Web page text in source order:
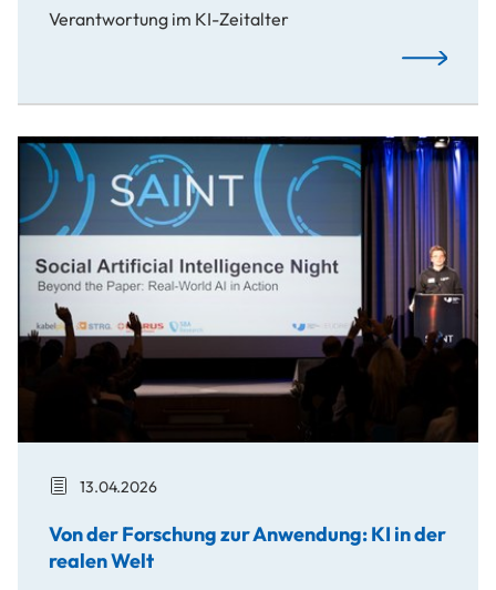
Verantwortung im KI-Zeitalter
KI
Von der Forschung zur Anwendung: KI in der realen Welt
13.04.2026
Von der Forschung zur Anwendung: KI in der
realen Welt